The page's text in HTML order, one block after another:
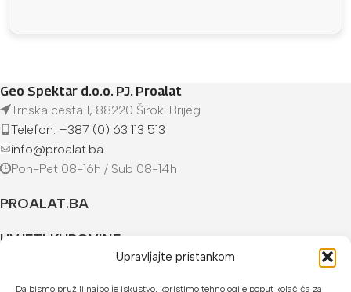
Upravljajte pristankom
Da bismo pružili najbolje iskustvo, koristimo tehnologije poput kolačića za
Geo Spektar d.o.o. PJ. Proalat
Trnska cesta 1, 88220 Široki Brijeg
Telefon: +387 (0) 63 113 513
info@proalat.ba
Pon-Pet 08-16h / Sub 08-14h
PROALAT.BA
UVJETI KUPOVINE